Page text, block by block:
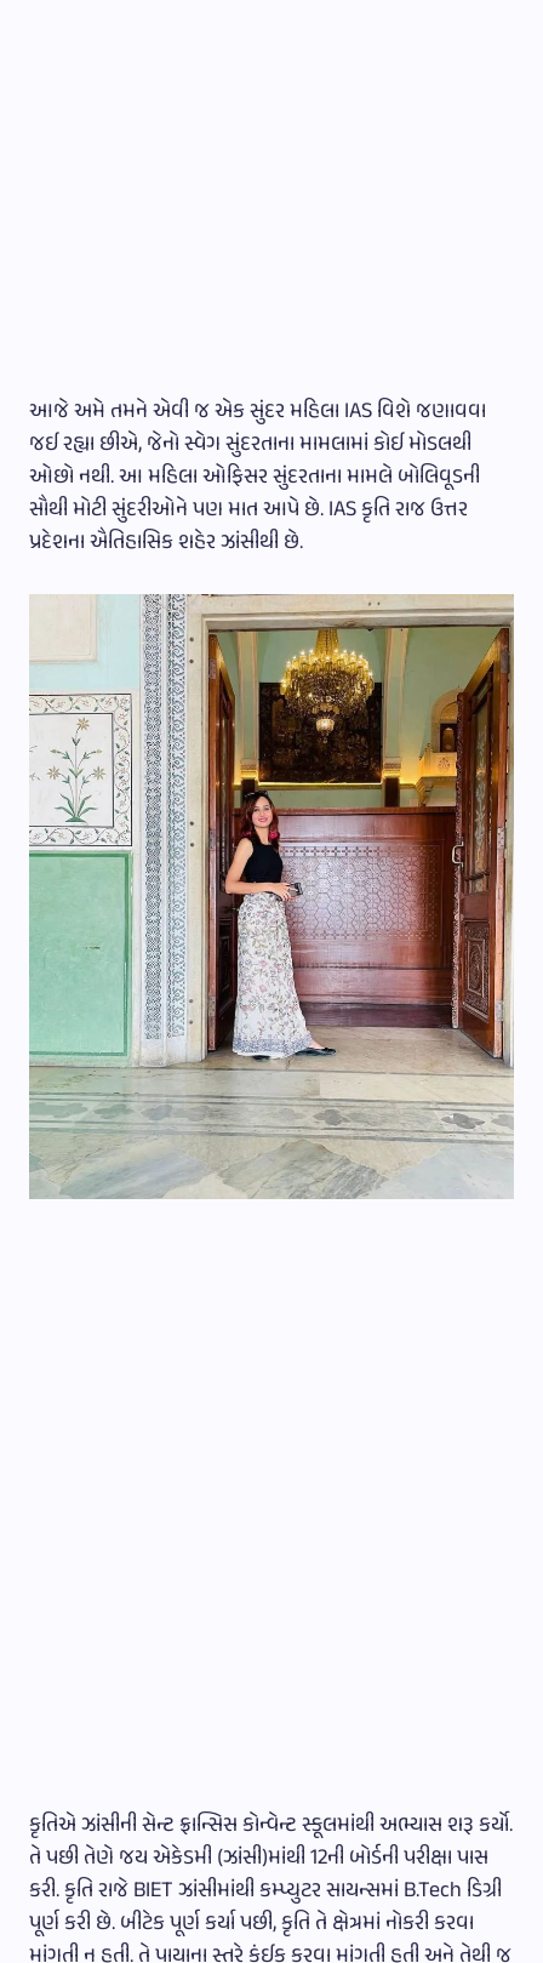
આજે અમે તમને એવી જ એક સુંદર મહિલા IAS વિશે જણાવવા
જઈ રહ્યા છીએ, જેનો સ્વેગ સુંદરતાના મામલામાં કોઈ મોડલથી
ઓછો નથી. આ મહિલા ઓફિસર સુંદરતાના મામલે બોલિવૂડની
સૌથી મોટી સુંદરીઓને પણ માત આપે છે. IAS કૃતિ રાજ ઉત્તર
પ્રદેશના ઐતિહાસિક શહેર ઝાંસીથી છે.
કૃતિએ ઝાંસીની સેન્ટ ફ્રાન્સિસ કોન્વેન્ટ સ્કૂલમાંથી અભ્યાસ શરૂ કર્યો.
તે પછી તેણે જય એકેડમી (ઝાંસી)માંથી 12ની બોર્ડની પરીક્ષા પાસ
કરી. કૃતિ રાજે BIET ઝાંસીમાંથી કમ્પ્યુટર સાયન્સમાં B.Tech ડિગ્રી
પૂર્ણ કરી છે. બીટેક પૂર્ણ કર્યા પછી, કૃતિ તે ક્ષેત્રમાં નોકરી કરવા